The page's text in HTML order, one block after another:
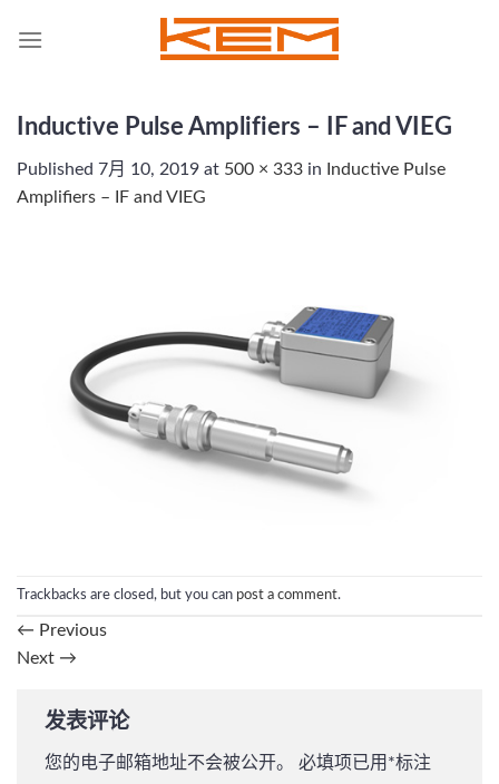
Inductive Pulse Amplifiers – IF and VIEG
Published 7月 10, 2019 at 500 × 333 in
Inductive Pulse
Amplifiers – IF and VIEG
Trackbacks are closed, but you can post a comment.
← Previous
Next →
发表评论
您的电子邮箱地址不会被公开。 必填项已用 *标注